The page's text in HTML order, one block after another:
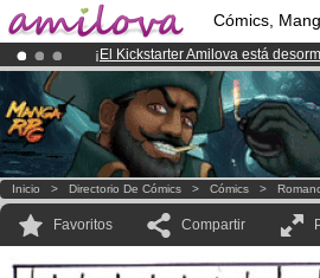
Cómics,
¡ El Kickstarter Amilova está
¡Ya tenemos 134393miembrosy
¡Conviertete en Premium por3.95
Inicio > Directorio De Cómics > Cómics >
Favoritos Compartir